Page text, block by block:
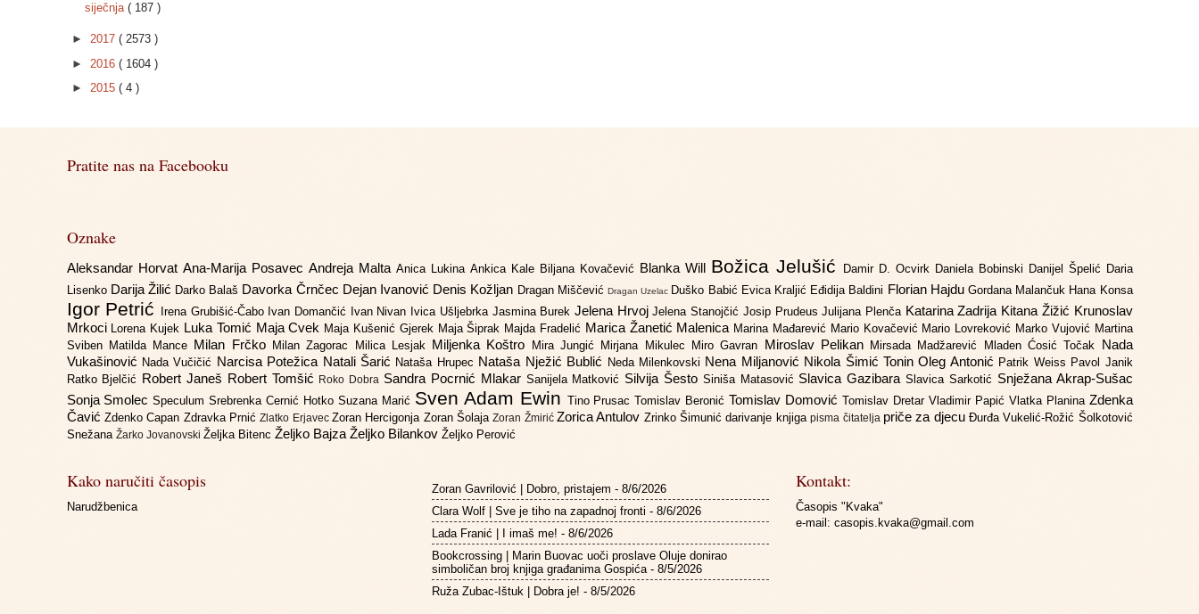
siječnja ( 187 )
► 2017 ( 2573 )
► 2016 ( 1604 )
► 2015 ( 4 )
Pratite nas na Facebooku
Oznake
Aleksandar Horvat Ana-Marija Posavec Andreja Malta Anica Lukina Ankica Kale Biljana Kovačević Blanka Will Božica Jelušić Damir D. Ocvirk Daniela Bobinski Danijel Špelić Daria
Lisenko Darija Žilić Darko Balaš Davorka Črnčec Dejan Ivanović Denis Kožljan Dragan MiščevićDragan Uzelac Duško Babić Evica Kraljić Eđidija Baldini Florian Hajdu Gordana Malančuk Hana Konsa
Igor Petrić Irena Grubišić-Čabo Ivan Domančić Ivan Nivan Ivica Ušljebrka Jasmina BurekJelena HrvojJelena Stanojčić Josip PrudeusJulijana Plenča Katarina Zadrija Kitana Žižić Krunoslav
Mrkoci Lorena Kujek Luka Tomić Maja Cvek Maja Kušenić Gjerek Maja Šiprak Majda Fradelić Marica Žanetić Malenica Marina Mađarević Mario Kovačević Mario Lovreković Marko Vujović Martina
Sviben Matilda Mance Milan Frčko Milan Zagorac Milica Lesjak Miljenka Koštro Mira Jungić Mirjana Mikulec Miro Gavran Miroslav Pelikan Mirsada Madžarević Mladen Ćosić Točak
Nada
Vukašinović Nada Vučičić Narcisa Potežica Natali Šarić Nataša Hrupec Nataša Nježić Bublić Neda Milenkovski Nena Miljanović Nikola Šimić ToninOleg Antonić Patrik Weiss Pavol Janik
Ratko Bjelčić Robert Janeš Robert Tomšić Roko Dobra Sandra Pocrnić Mlakar Sanijela Matković Silvija Šesto Siniša Matasović Slavica GazibaraSlavica Sarkotić Snježana Akrap-Sušac
Sonja SmolecSpeculumSrebrenka Cernić Hotko Suzana Marić Sven Adam Ewin Tino PrusacTomislav Beronić Tomislav DomovićTomislav Dretar Vladimir Papić Vlatka Planina Zdenka
Čavić Zdenko Capan Zdravka PrnićZlatko Erjavec Zoran Hercigonja Zoran ŠolajaZoran ŽmirićZorica Antulov Zrinko Šimunićdarivanje knjigapisma čitatelja priče za djecu Đurđa Vukelić-Rožić Šolkotović
Snežana Žarko Jovanovski Željka Bitenc Željko BajzaŽeljko Bilankov Željko Perović
Kako naručiti časopis
Narudžbenica
Zoran Gavrilović | Dobro, pristajem - 8/6/2026
Clara Wolf | Sve je tiho na zapadnoj fronti - 8/6/2026
Lada Franić | I imaš me! - 8/6/2026
Bookcrossing | Marin Buovac uoči proslave Oluje donirao
simboličan broj knjiga građanima Gospića- 8/5/2026
Ruža Zubac-Ištuk | Dobra je! - 8/5/2026
Kontakt:
Časopis "Kvaka"
e-mail: casopis.kvaka@gmail.com